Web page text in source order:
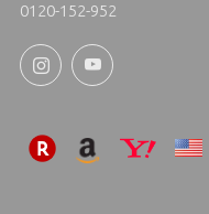
0120-152-952
InstagramYouTube